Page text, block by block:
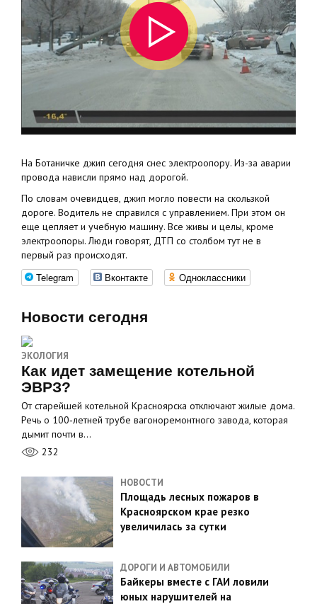
На Ботаничке джип сегодня снес электроопору. Из-за аварии
провода нависли прямо над дорогой.
По словам очевидцев, джип могло повести на скользкой
дороге. Водитель не справился с управлением. При этом он
еще цепляет и учебную машину. Все живы и целы, кроме
электроопоры. Люди говорят, ДТП со столбом тут не в
первый раз происходят.
Telegram Вконтакте Одноклассники
Новости сегодня
ЭКОЛОГИЯ
Как идет замещение котельной
ЭВРЗ?
От старейшей котельной Красноярска отключают жилые дома.
Речь о 100‑летней трубе вагоноремонтного завода, которая
дымит почти в…
232
НОВОСТИ
Площадь лесных пожаров в
Красноярском крае резко
увеличилась за сутки
ДОРОГИ И АВТОМОБИЛИ
Байкеры вместе с ГАИ ловили
юных нарушителей на